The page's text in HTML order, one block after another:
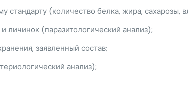
стандарту (количество белка, жира, сахарозы,
личинок (паразитологический анализ);
заявленный состав;
анализ);